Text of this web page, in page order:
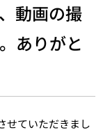
動画の撮
ありがと
せていただきまし